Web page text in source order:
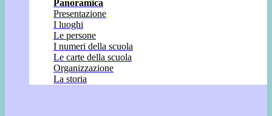
Panoramica
Presentazione
I luoghi
Le persone
I numeri della scuola
Le carte della scuola
Organizzazione
La storia